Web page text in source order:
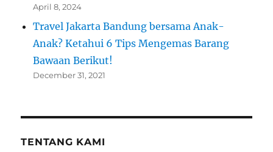
April 8, 2024
Travel Jakarta Bandung bersama Anak-
Anak? Ketahui 6 Tips Mengemas Barang
Bawaan Berikut!
December 31, 2021
TENTANG KAMI